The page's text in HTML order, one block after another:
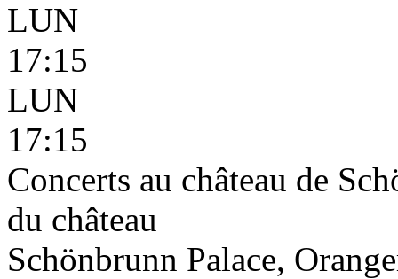
LUN
17:15
LUN
17:15
Concerts au château de
du château
Schönbrunn Palace,